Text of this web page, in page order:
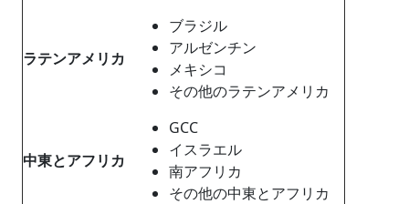
ラテンアメリカ
ブラジル
アルゼンチン
メキシコ
その他のラテンアメリカ
中東とアフリカ
GCC
イスラエル
南アフリカ
その他の中東とアフリカ